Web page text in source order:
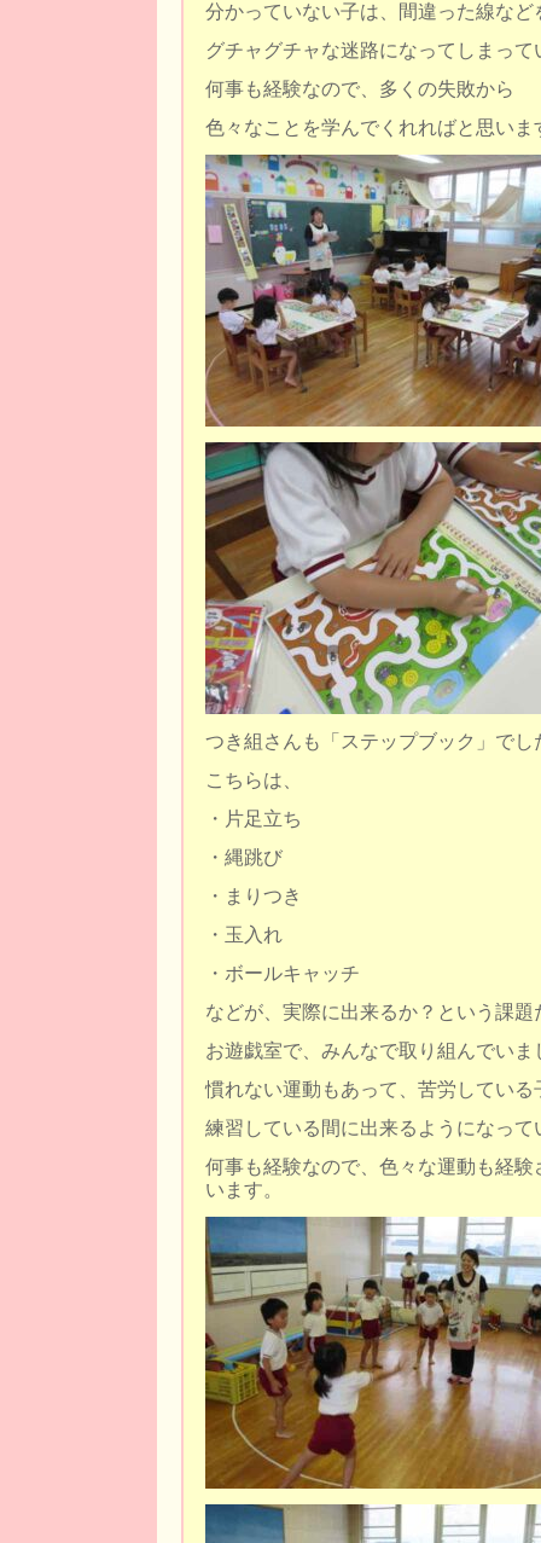
分かっていない子は、間違った線など
グチャグチャな迷路になってしまっ
何事も経験なので、多くの失敗から
色々なことを学んでくれればと思いま
つき組さんも「ステップブック」でし
こちらは、
・片足立ち
・縄跳び
・まりつき
・玉入れ
・ボールキャッチ
などが、実際に出来るか？という課題
お遊戯室で、みんなで取り組んでいま
慣れない運動もあって、苦労している
練習している間に出来るようになって
何事も経験なので、色々な運動も経
います。